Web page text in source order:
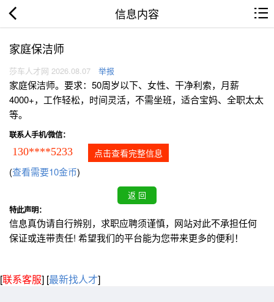
信息内容
家庭保洁师
莎车人才网 2026.08.07 举报
家庭保洁师。要求：50周岁以下、女性、干净利索，月薪
4000+，工作轻松，时间灵活，不需坐班，适合宝妈、全职太太
等。
联系人手机/微信：
130****5233 点击查看完整信息
(查看需要10金币)
特此声明：
信息真伪请自行辨别，求职应聘须谨慎，网站对此不承担任何
保证或连带责任! 希望我们的平台能为您带来更多的便利！
[联系客服] [最新找人才]